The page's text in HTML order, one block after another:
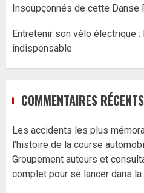
Insoupçonnés de cette Danse
Entretenir son vélo électrique
indispensable
COMMENTAIRES RÉCENTS
Les accidents les plus
l’histoire de la course
Groupement auteurs et
complet pour se lancer dans